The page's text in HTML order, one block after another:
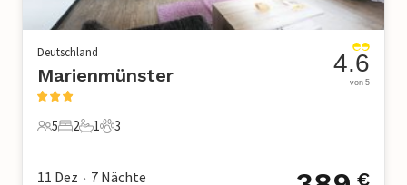
Deutschland
Marienmünster
5 Gäste
5
2 Schlafzimmer
2
1 Badezimmer
1
3 Haustiere
3
4.6
von 5
11 Dez • 7 Nächte €